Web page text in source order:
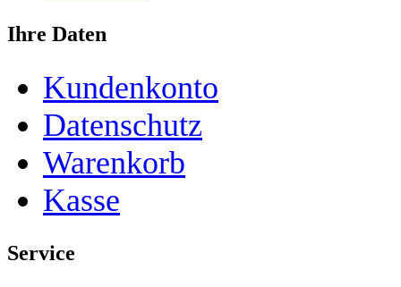
Ihre Daten
Kundenkonto
Datenschutz
Warenkorb
Kasse
Service